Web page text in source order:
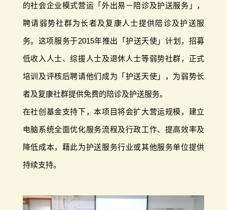
的社会企业模式营运「外出易－陪诊及护送服务」，
聘请弱势社群为长者及复康人士提供陪诊及护送服
务。这项服务于2015年推出「护送天使」计划，招募
低收入人士、综援人士及退休人士等弱势社群，正式
培训及评核后聘请他们成为「护送天使」，为弱势长
者及复康社群提供免费的陪诊及护送服务。
在社创基金支持下，本项目将会扩大营运规模，建立
电脑系统全面优化服务流程及行政工作、提高效率及
降低成本，藉此为护送服务行业或其他服务单位提供
持续支持。